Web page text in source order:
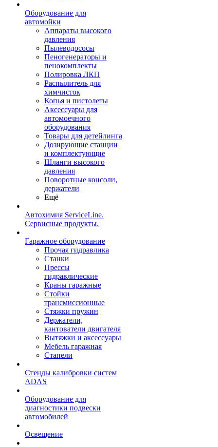
Оборудование для
автомойки
Аппараты высокого
давления
Пылеводососы
Пеногенераторы и
пенокомплекты
Полировка ЛКП
Распылитель для
химчисток
Копья и пистолеты
Аксессуары для
автомоечного
оборудования
Товары для детейлинга
Дозирующие станции
и комплектующие
Шланги высокого
давления
Поворотные консоли,
держатели
Ещё
Автохимия ServiceLine.
Сервисные продукты.
Гаражное оборудование
Прочая гидравлика
Станки
Прессы
гидравлические
Краны гаражные
Стойки
трансмиссионные
Стяжки пружин
Держатели,
кантователи двигателя
Вытяжки и аксессуары
Мебель гаражная
Стапели
Стенды калибровки систем
ADAS
Оборудование для
диагностики подвески
автомобилей
Освещение